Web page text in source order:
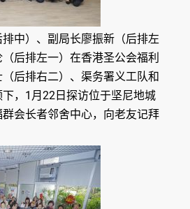
中）、副局长廖振新（后排左
后排左一）在香港圣公会福利
后排右二）、渠务署义工队和
，1月22日探访位于坚尼地城
会长者邻舍中心，向老友记拜